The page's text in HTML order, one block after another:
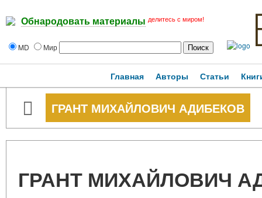
Обнародовать материалы делитесь с миром!
MD Мир
Главная Авторы Статьи
ГРАНТ МИХАЙЛОВИЧ АДИБЕКОВ
ГРАНТ МИХАЙЛОВИЧ